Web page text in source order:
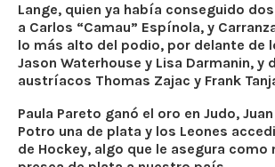
Lange, quien ya había conseguido
a Carlos “Camau” Espínola, y
lo más alto del podio, por delante de
Jason Waterhouse y Lisa Darmanin, y
austríacos Thomas Zajac y Frank
Paula Pareto ganó el oro en Judo,
Potro una de plata y los Leones
de Hockey, algo que le asegura